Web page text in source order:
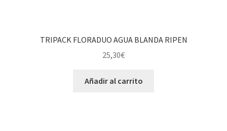
TRIPACK FLORADUO AGUA BLANDA RIPEN
25,30€
Añadir al carrito